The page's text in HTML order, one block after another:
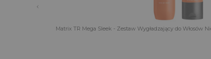
Matrix TR Mega Sleek - Zestaw Wygładzający do Włosów